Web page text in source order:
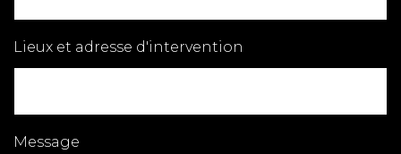
Lieux et adresse d'intervention
Message